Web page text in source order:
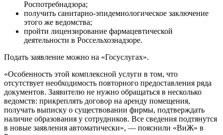
Роспотребнадзора;
получить санитарно-эпидемиологическое заключение
этого же ведомства;
пройти лицензирование фармацевтической
деятельности в Россельхознадзоре.
Подать заявление можно на «Госуслугах».
«Особенность этой комплексной услуги в том, что
отсутствует необходимость повторного предоставления ряда
документов. Заявителю не нужно обращаться в несколько
ведомств: прикреплять договор на аренду помещения,
получать выписку о существовании фирмы, подтверждать
наличие образования у сотрудников. Все сведения подтянутся
в новые заявления автоматически», — пояснили «ВиЖ» в